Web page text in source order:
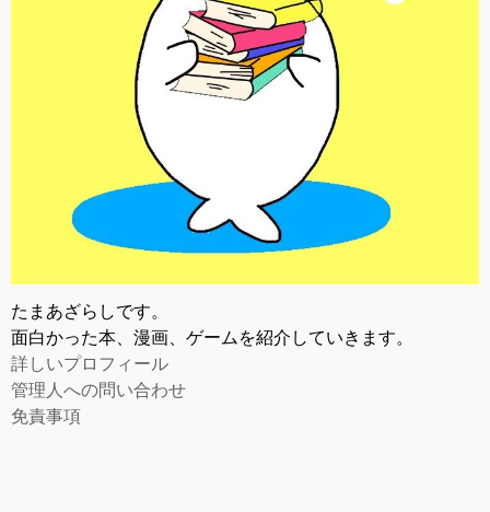
たまあざらしです。
面白かった本、漫画、ゲームを紹介していきます。
詳しいプロフィール
管理人への問い合わせ
免責事項